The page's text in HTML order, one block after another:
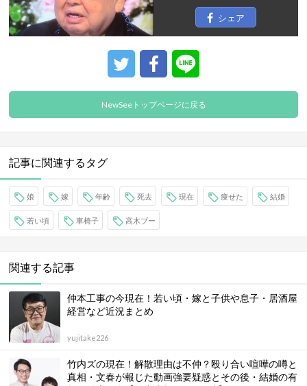
シェア
NewSeeトップページに戻る
記事に関連するタグ
娘 嫁 年齢 死去 現在 痩せた 結婚
若い頃 車椅子 高木ブー
関連する記事
仲本工事の今現在！若い頃・嫁と子供や息子・居酒屋
経営など近況まとめ
yujitake226
竹内ズの現在！解散理由は不仲？殴り合い喧嘩の噂と
真相・文春が報じた動画強要疑惑とその後・結婚の有